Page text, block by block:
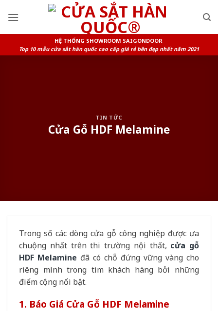
HỆ THỐNG SHOWROOM SAIGONDOOR
Top 10 mẫu cửa sắt hàn quốc cao cấp giá rẻ bền đẹp nhất năm 2021
TIN TỨC
Cửa Gỗ HDF Melamine
Trong số các dòng cửa gỗ công nghiệp được ưa
chuộng nhất trên thi trường nội thất, cửa gỗ
HDF Melamine đã có chỗ đứng vững vàng cho
riêng mình trong tim khách hàng bởi những
điểm cộng nổi bật.
1. Báo Giá Cửa Gỗ HDF Melamine